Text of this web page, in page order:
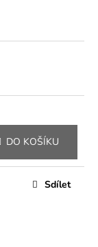
DO KOŠÍKU
Sdílet